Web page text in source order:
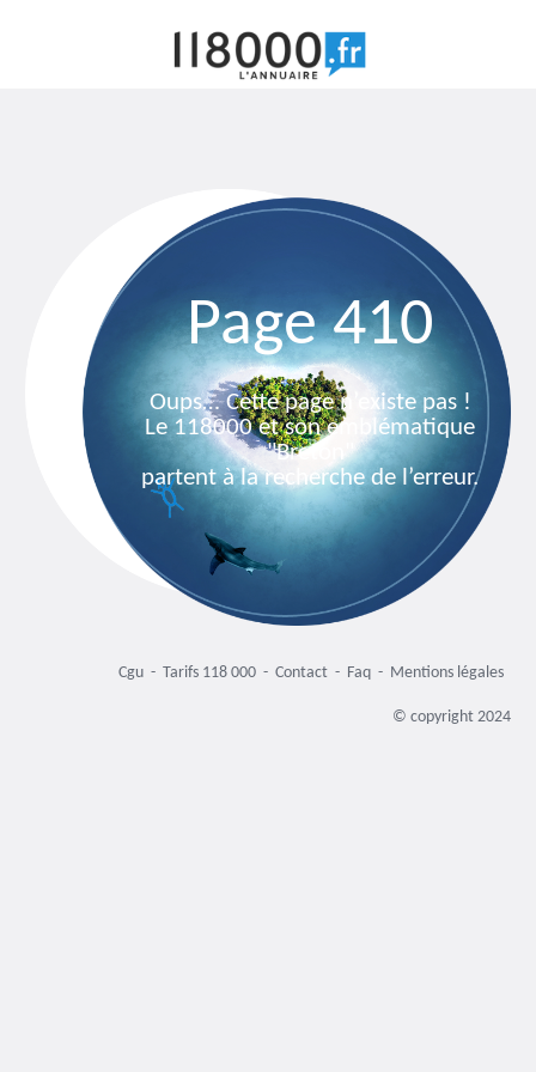
Page 410
Oups… Cette page n’existe pas !
Le 118000 et son emblématique
"Breton"
partent à la recherche de l’erreur.
Cgu - Tarifs 118 000 - Contact - Faq - Mentions légales
© copyright 2024